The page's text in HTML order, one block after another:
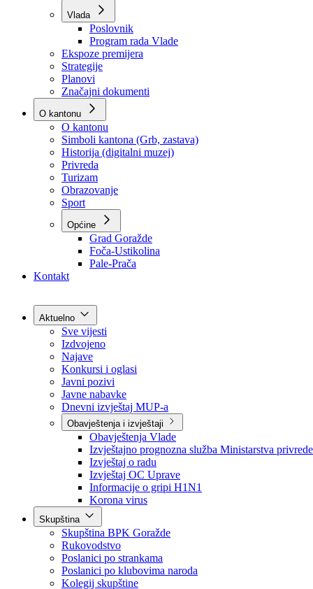
*Odluke
*Zaključci
*Poslanička pitanja
Vlada
Poslovnik
Program rada Vlade
Ekspoze premijera
Strategije
Planovi
Značajni dokumenti
O kantonu
O kantonu
Simboli kantona (Grb, zastava)
Historija (digitalni muzej)
Privreda
Turizam
Obrazovanje
Sport
Općine
Kontakt
Aktuelno
Sve vijesti
Izdvojeno
Najave
Konkursi i oglasi
Javni pozivi
Javne nabavke
Dnevni izvještaj MUP-a
Obavještenja i izvještaji
Obavještenja Vlade
Izvještajno prognozna služba Ministarstva privrede
Izvještaj o radu
Izvještaj OC Uprave
Informacije o gripi H1N1
Korona virus
Skupština
Skupština BPK Goražde
Rukovodstvo